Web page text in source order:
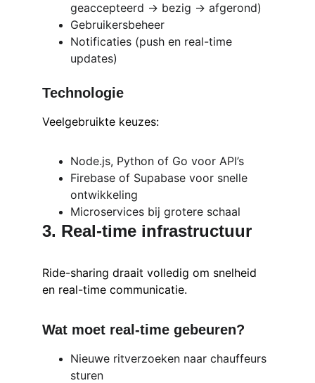
geaccepteerd → bezig → afgerond)
Gebruikersbeheer
Notificaties (push en real-time
updates)
Technologie
Veelgebruikte keuzes:
Node.js, Python of Go voor API’s
Firebase of Supabase voor snelle
ontwikkeling
Microservices bij grotere schaal
3. Real-time infrastructuur
Ride-sharing draait volledig om snelheid
en real-time communicatie.
Wat moet real-time gebeuren?
Nieuwe ritverzoeken naar chauffeurs
sturen